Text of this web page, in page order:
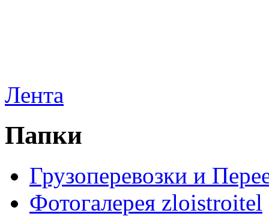
Лента
Папки
Грузоперевозки и
Фотогалерея zloistroitel